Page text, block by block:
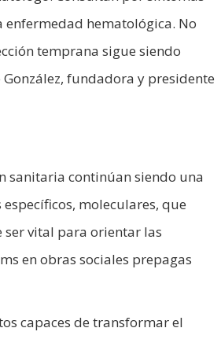
enfermedad hematológica. No
temprana sigue siendo
fundadora y presidente
sanitaria continúan siendo una
moleculares, que
vital para orientar las
en obras sociales prepagas
capaces de transformar el